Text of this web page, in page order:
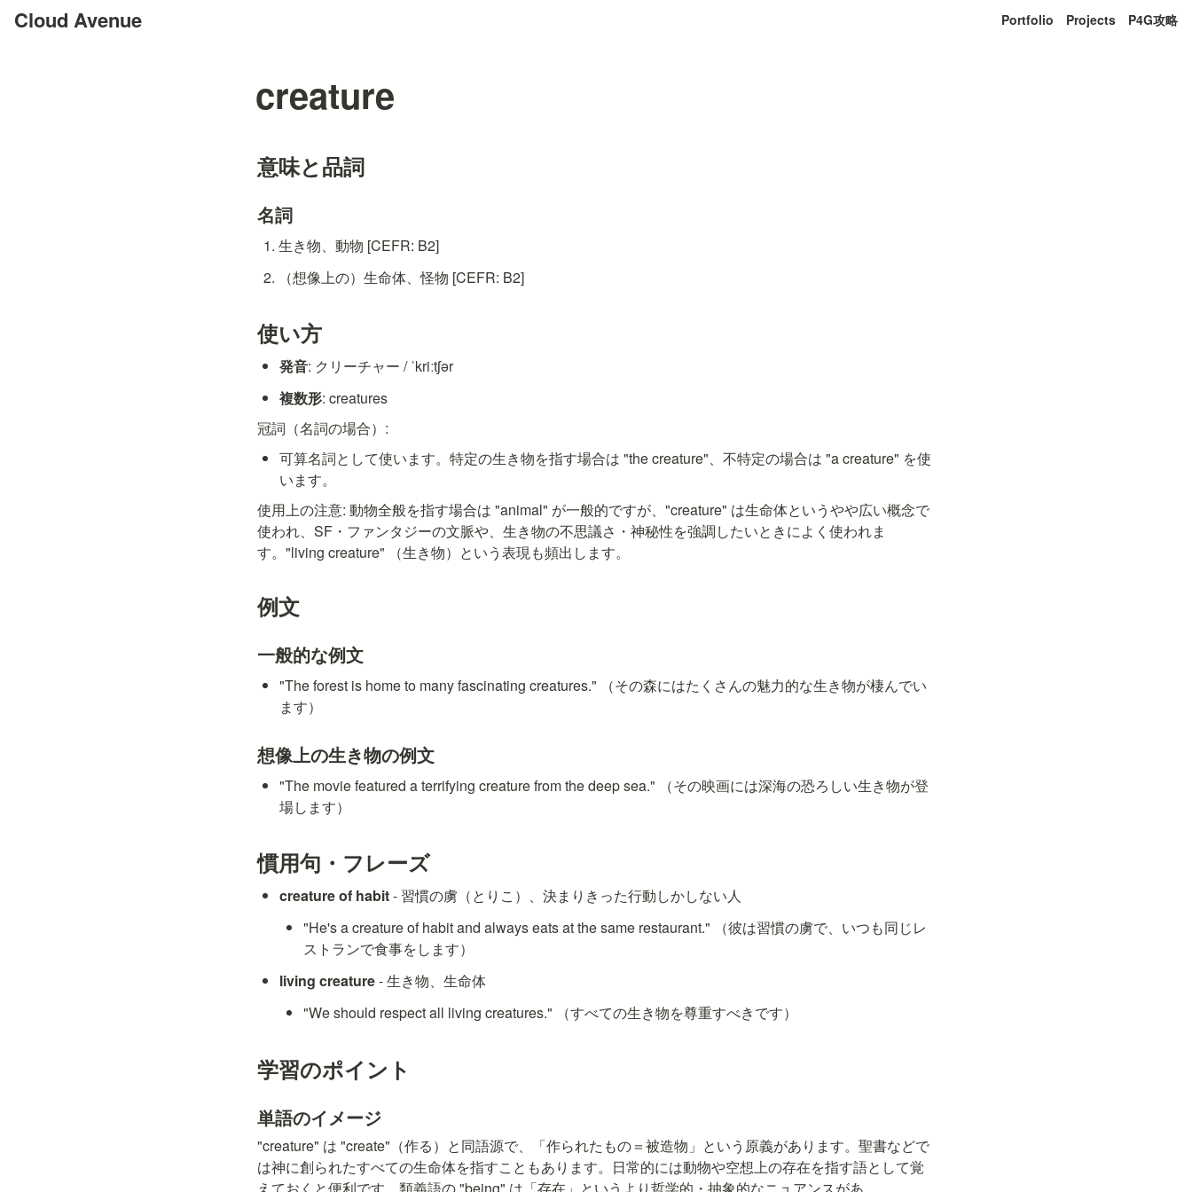
Cloud Avenue Portfolio Projects P4G攻略
creature
意味と品詞
名詞
生き物、動物 [CEFR: B2]
（想像上の）生命体、怪物 [CEFR: B2]
使い方
発音: クリーチャー / ˈkriːtʃər
複数形: creatures
冠詞（名詞の場合）:
可算名詞として使います。特定の生き物を指す場合は "the creature"、不特定の場合は "a creature" を使
います。
使用上の注意: 動物全般を指す場合は "animal" が一般的ですが、"creature" は生命体というやや広い概念で
使われ、SF・ファンタジーの文脈や、生き物の不思議さ・神秘性を強調したいときによく使われま
す。"living creature" （生き物）という表現も頻出します。
例文
一般的な例文
"The forest is home to many fascinating creatures." （その森にはたくさんの魅力的な生き物が棲んでい
ます）
想像上の生き物の例文
"The movie featured a terrifying creature from the deep sea." （その映画には深海の恐ろしい生き物が登
場します）
慣用句・フレーズ
creature of habit - 習慣の虜（とりこ）、決まりきった行動しかしない人
"He's a creature of habit and always eats at the same restaurant." （彼は習慣の虜で、いつも同じレ
ストランで食事をします）
living creature - 生き物、生命体
"We should respect all living creatures." （すべての生き物を尊重すべきです）
学習のポイント
単語のイメージ
"creature" は "create"（作る）と同語源で、「作られたもの＝被造物」という原義があります。聖書などで
は神に創られたすべての生命体を指すこともあります。日常的には動物や空想上の存在を指す語として覚
えておくと便利です。類義語の "being" は「存在」というより哲学的・抽象的なニュアンスがあ